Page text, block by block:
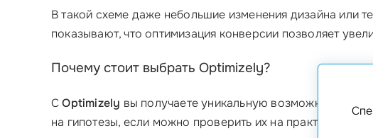
В такой схеме даже небольшие изменения дизайна или
показывают, что оптимизация конверсии позволяет
Почему стоит выбрать Optimizely?
СOptimizely вы получаете уникальную возможность
на гипотезы, если можно проверить их на практике?